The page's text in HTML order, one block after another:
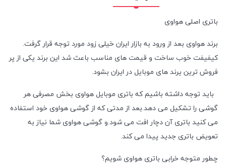
باتری اصلی هواوی
برند هواوی بعد از ورود به بازار ایران خیلی زود مورد توجه قرار گرفت.
کیفیفت خوب ساخت و قیمت های مناسب باعث شد این برند یکی از پر
فروش ترین یرند های موبایل در ایران بشود.
باید توجه داشته باشیم که باتری موبایل هواوی بخش مصرفی هر
گوشی را تشکیل می دهد.بعد از مدتی که از گوشی هواوی خود استفاده
می کنید باتری آن دچار افت می شود.و گوشی هواوی شما نیاز به
تعویض باتری جدید پیدا می کند.
چطور متوجه خرابی باتری هواوی شویم؟